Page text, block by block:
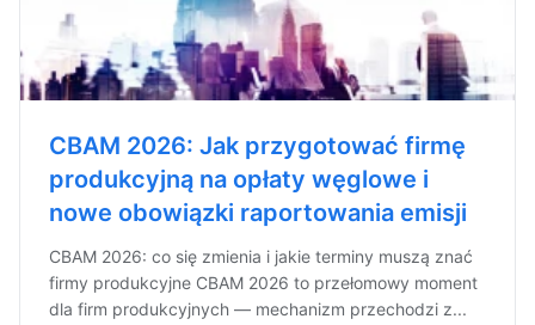
CBAM 2026: Jak przygotować firmę
produkcyjną na opłaty węglowe i
nowe obowiązki raportowania emisji
CBAM 2026: co się zmienia i jakie terminy muszą znać
firmy produkcyjne CBAM 2026 to przełomowy moment
dla firm produkcyjnych — mechanizm przechodzi z...